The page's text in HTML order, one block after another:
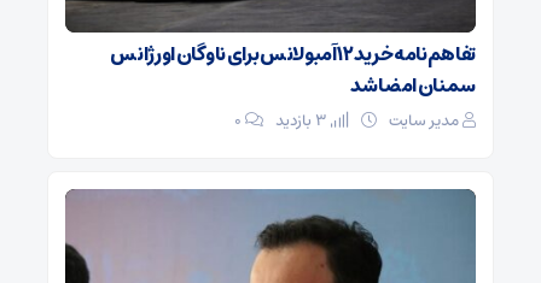
تفاهم‌نامه خرید ۱۲ آمبولانس برای ناوگان اورژانس
سمنان امضا شد
مدیر سایت ۰